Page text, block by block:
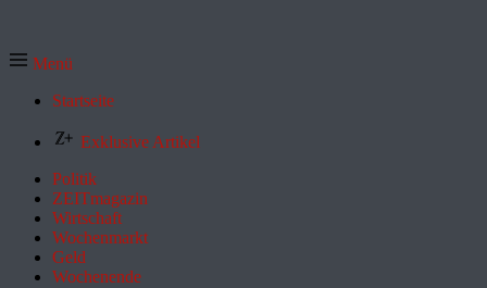
Menü
Startseite
Exklusive Artikel
Politik
ZEITmagazin
Wirtschaft
Wochenmarkt
Geld
Wochenende